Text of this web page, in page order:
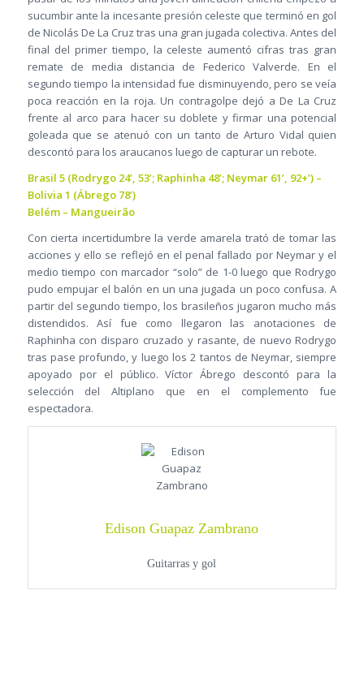
sucumbir ante la incesante presión celeste que terminó en gol
de Nicolás De La Cruz tras una gran jugada colectiva. Antes del
final del primer tiempo, la celeste aumentó cifras tras gran
remate de media distancia de Federico Valverde. En el
segundo tiempo la intensidad fue disminuyendo, pero se veía
poca reacción en la roja. Un contragolpe dejó a De La Cruz
frente al arco para hacer su doblete y firmar una potencial
goleada que se atenuó con un tanto de Arturo Vidal quien
descontó para los araucanos luego de capturar un rebote.
Brasil 5 (Rodrygo 24’, 53’; Raphinha 48’; Neymar 61’, 92+’) –
Bolivia 1 (Ábrego 78’)
Belém – Mangueirão
Con cierta incertidumbre la verde amarela trató de tomar las
acciones y ello se reflejó en el penal fallado por Neymar y el
medio tiempo con marcador “solo” de 1-0 luego que Rodrygo
pudo empujar el balón en un una jugada un poco confusa. A
partir del segundo tiempo, los brasileños jugaron mucho más
distendidos. Así fue como llegaron las anotaciones de
Raphinha con disparo cruzado y rasante, de nuevo Rodrygo
tras pase profundo, y luego los 2 tantos de Neymar, siempre
apoyado por el público. Víctor Ábrego descontó para la
selección del Altiplano que en el complemento fue
espectadora.
Edison Guapaz Zambrano
Guitarras y gol